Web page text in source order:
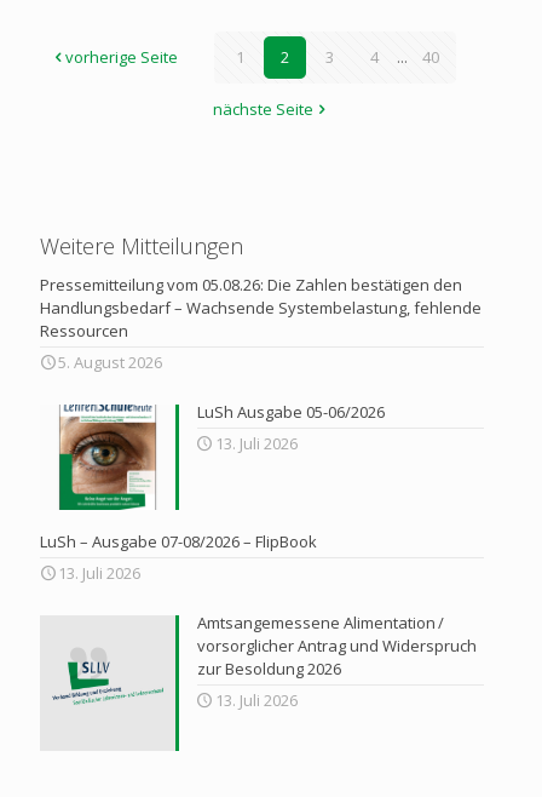
vorherige Seite 1 2 3 4 ... 40
nächste Seite
Weitere Mitteilungen
Pressemitteilung vom 05.08.26: Die Zahlen bestätigen den
Handlungsbedarf – Wachsende Systembelastung, fehlende
Ressourcen
5. August 2026
LuSh Ausgabe 05-06/2026
13. Juli 2026
LuSh – Ausgabe 07-08/2026 – FlipBook
13. Juli 2026
Amtsangemessene Alimentation /
vorsorglicher Antrag und Widerspruch
zur Besoldung 2026
13. Juli 2026